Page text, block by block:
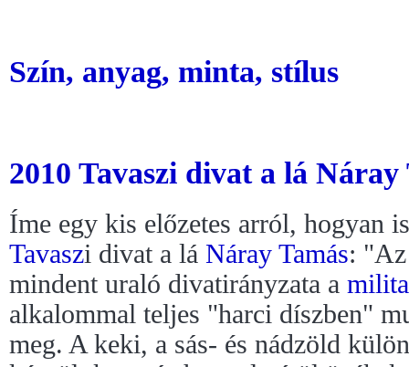
Szín, anyag, minta, stílus
2010 Tavaszi divat a lá Náray
Íme egy kis előzetes arról, hogyan
Tavaszi divat a lá Náray Tamás: "Az
mindent uraló divatirányzata a
alkalommal teljes "harci díszben"
meg. A keki, a sás- és nádzöld